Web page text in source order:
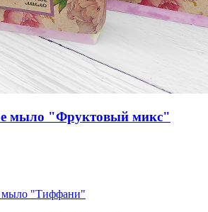
мыло "Фруктовый микс"